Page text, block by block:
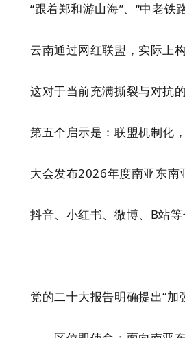
“跟着郑和游山海”、 “中老铁
云南通过网红联盟，实际上
这对于当前充满撕裂与对抗
第五个启示是：联盟机制化
大会发布2026年度南亚东南
抖音、小红书、微博、B站
党的二十大报告明确提出“加